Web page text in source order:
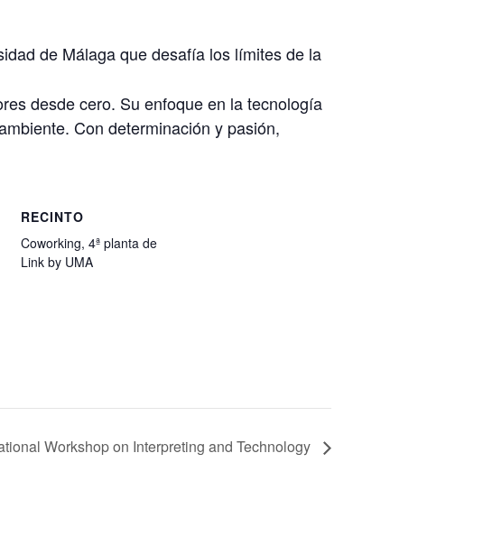
de Málaga que desafía los límites de la
desde cero. Su enfoque en la tecnología
Con determinación y pasión,
RECINTO
Coworking, 4ª planta de
Link by UMA
Workshop on Interpreting and Technology